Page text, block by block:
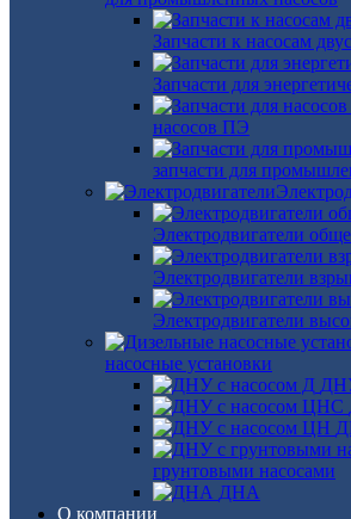
Запчасти к насосам
Запчасти для
насосов ПЭ
запчасти для
Электродвигатели
Электродвигатели
Электродвигатели
насосные установки
грунтовыми насосами
ДНА
О компании